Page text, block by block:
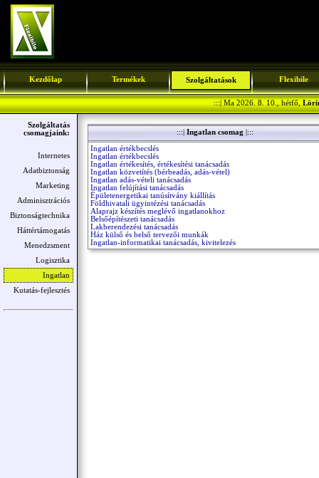
Kezdőlap Termékek Szolgáltatások Flexibile
:::| Ma 2026. 8. 10., hétfő,
Szolgáltatás
csomagjaink:
Internetes
Adatbiztonság
Marketing
Adminisztrációs
Biztonságtechnika
Háttértámogatás
Menedzsment
Logisztika
Ingatlan
Kutatás-fejlesztés
:::| Ingatlan csomag |:::
Ingatlan értékbecslés
Ingatlan értékbecslés
Ingatlan értékesítés, értékesítési tanácsadás
Ingatlan közvetítés (bérbeadás, adás-vétel)
Ingatlan adás-vételi tanácsadás
Ingatlan felújítási tanácsadás
Épületenergetikai tanúsítvány kiállítás
Földhivatali ügyintézési tanácsadás
Alaprajz készítés meglévő ingatlanokhoz
Belsőépítészeti tanácsadás
Lakberendezési tanácsadás
Ház külső és belső tervezői munkák
Ingatlan-informatikai tanácsadás, kivitelezés